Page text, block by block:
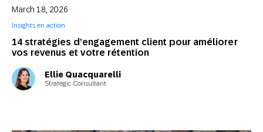
14 stratégies d’engagement client pour améliorer
vos revenus et votre rétention
March 18, 2026
Insights en action
Ellie Quacquarelli
Strategic Consultant